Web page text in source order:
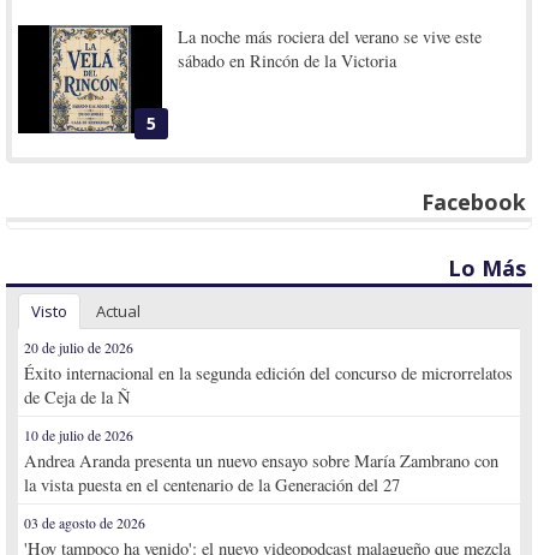
5
La noche más rociera del verano se vive este
sábado en Rincón de la Victoria
Facebook
Lo Más
Visto Actual
20 de julio de 2026
Éxito internacional en la segunda edición del concurso de microrrelatos
de Ceja de la Ñ
10 de julio de 2026
Andrea Aranda presenta un nuevo ensayo sobre María Zambrano con
la vista puesta en el centenario de la Generación del 27
03 de agosto de 2026
'Hoy tampoco ha venido': el nuevo videopodcast malagueño que mezcla